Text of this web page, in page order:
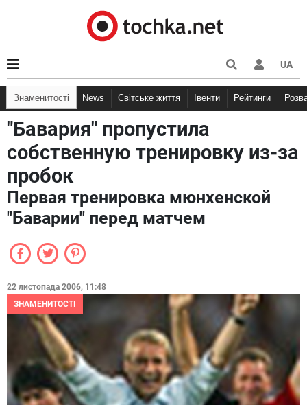
UA
Знаменитості News Світське життя Івенти Рейтинги
"Бавария" пропустила
собственную тренировку из-за
пробок
Первая тренировка мюнхенской
"Баварии" перед матчем
22 листопада 2006, 11:48
ЗНАМЕНИТОСТІ